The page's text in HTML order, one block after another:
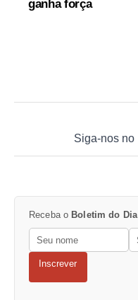
ganha força
Siga-nos no
Receba o Boletim do Dia
Inscrever